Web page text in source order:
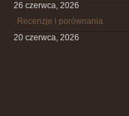
26 czerwca, 2026
Recenzje i porównania
20 czerwca, 2026